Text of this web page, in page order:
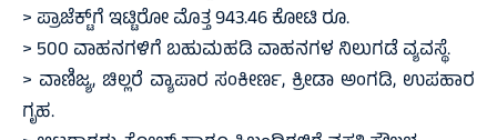
> ಪ್ರಾಜೆಕ್ಟ್‌ಗೆ ಇಟ್ಟಿರೋ ಮೊತ್ತ 943.46 ಕೋಟಿ ರೂ.
> 500 ವಾಹನಗಳಿಗೆ ಬಹುಮಹಡಿ ವಾಹನಗಳ ನಿಲುಗಡೆ ವ್ಯವಸ್ಥೆ.
> ವಾಣಿಜ್ಯ, ಚಿಲ್ಲರೆ ವ್ಯಾಪಾರ ಸಂಕೀರ್ಣ, ಕ್ರೀಡಾ ಅಂಗಡಿ, ಉಪಹಾರ
ಗೃಹ.